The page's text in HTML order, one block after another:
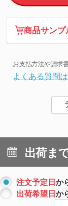
商品サン
お支払方法や請求
よくある質問
出荷ま
注文予定日か
出荷希望日か